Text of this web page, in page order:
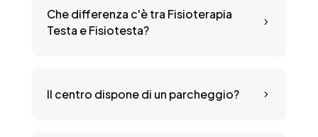
5
Che differenza c'è tra Fisioterapia
Testa e Fisiotesta?
5
Il centro dispone di un parcheggio?